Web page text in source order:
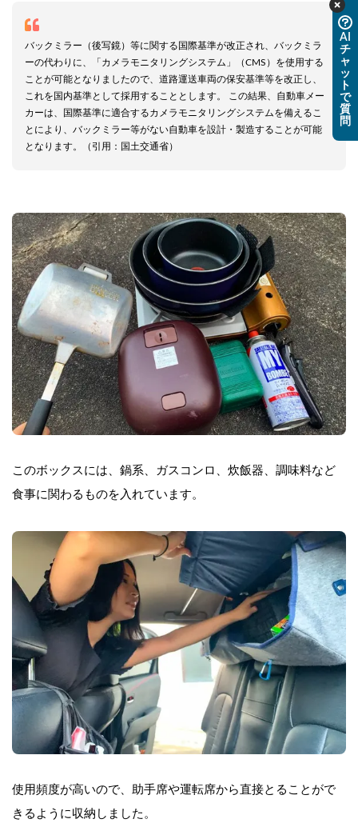
バックミラー（後写鏡）等に関する国際基準が改正され、バックミラ
ーの代わりに、「カメラモニタリングシステム」（CMS）を使用する
ことが可能となりましたので、道路運送車両の保安基準等を改正し、
これを国内基準として採用することとします。 この結果、自動車メー
カーは、国際基準に適合するカメラモニタリングシステムを備えるこ
とにより、バックミラー等がない自動車を設計・製造することが可能
となります。（引用：国土交通省）
このボックスには、鍋系、ガスコンロ、炊飯器、調味料など
食事に関わるものを入れています。
使用頻度が高いので、助手席や運転席から直接とることがで
きるように収納しました。
AI
チ
ャ
ッ
ト
で
質
問